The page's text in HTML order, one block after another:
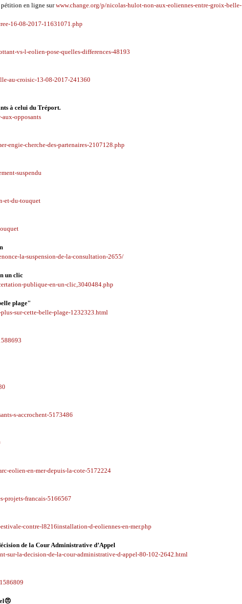
pétition en ligne surwww.change.org/p/nicolas-hulot-non-aux-eoliennes-entre-groix-belle-
16-08-2017-11631071.php
vs-l-eolien-pose-quelles-differences-48193
au-croisic-13-08-2017-241360
à celui du Tréport.
opposants
engie-cherche-des-partenaires-2107128.php
suspendu
et-du-touquet
la-suspension-de-la-consultation-2655/
un clic
publique-en-un-clic,3040484.php
plage"
sur-cette-belle-plage-1232323.html
s-accrochent-5173486
eolien-en-mer-depuis-la-cote-5172224
projets-francais-5166567
contre-l8216installation-d-eoliennes-en-mer.php
de la Cour Administrative d’Appel
sur-la-decision-de-la-cour-administrative-d-appel-80-102-2642.html